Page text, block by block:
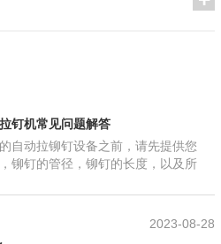
钉机常见问题解答
自动拉铆钉设备之前，请先提供您
铆钉的管径，铆钉的长度，以及所
就选择
2023-06-18
2024-06-22
2023-08-10